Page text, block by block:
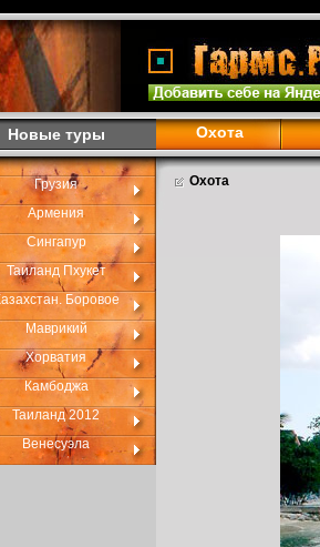
Новые туры Охота
Грузия
Армения
Сингапур
Таиланд Пхукет
Боровое
Маврикий
Хорватия
Камбоджа
Таиланд 2012
Венесуэла
Охота